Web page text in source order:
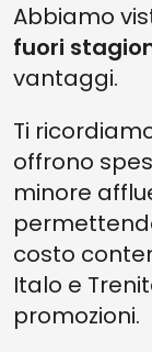
Abbiamo
fuori
vantaggi.
Ti
offrono
minore
costo
Italo e
promozioni.